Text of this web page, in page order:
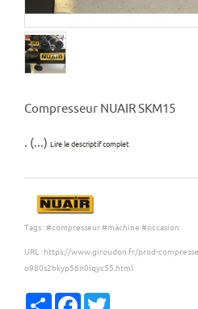
Compresseur NUAIR SKM15
. (...) Lire le descriptif complet
Tags :#compresseur#machine #occasion
URL : https://www.giroudon.fr/prod-
o980s2bkyp56n0iqyc55.html
PartagerFacebook